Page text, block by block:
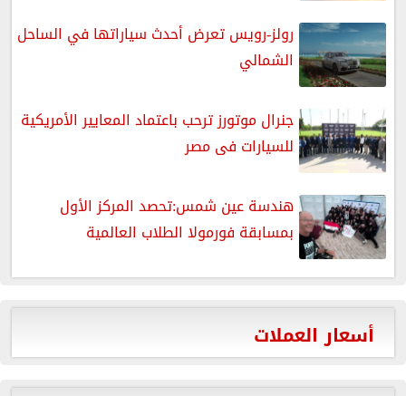
رولز-رويس تعرض أحدث سياراتها في الساحل
الشمالي
جنرال موتورز ترحب باعتماد المعايير الأمريكية
للسيارات فى مصر
هندسة عين شمس:تحصد المركز الأول
بمسابقة فورمولا الطلاب العالمية
أسعار العملات